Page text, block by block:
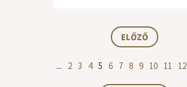
ELŐZŐ
... 2 3 4 5 6 7 8 9 10 11 12